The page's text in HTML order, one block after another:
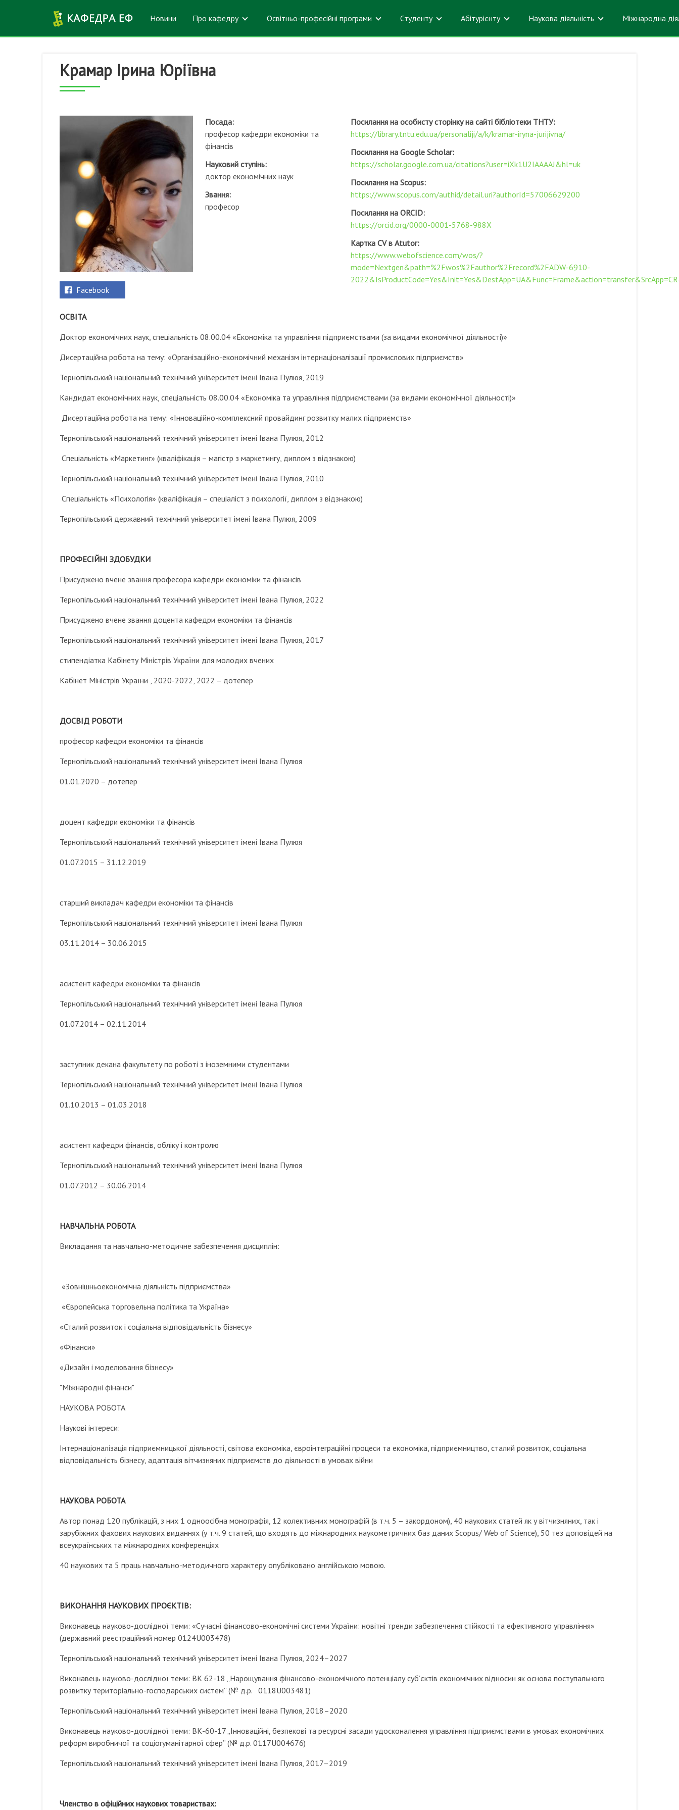
Новини
Про кафедру Освітньо-професійні програми Студенту Абітурієнту Наукова діяльність Міжнародна
Крамар Ірина Юріївна
Facebook
Посада:
професор кафедри економіки та
фінансів
Науковий ступінь:
доктор економічних наук
Звання:
професор
Посилання на особисту сторінку на сайті бібліотеки ТНТУ:
https://library.tntu.edu.ua/personaliji/a/k/kramar-iryna-jurijivna/
Посилання на Google Scholar:
https://scholar.google.com.ua/citations?user=iXk1U2IAAAAJ&hl=uk
Посилання на Scopus:
https://www.scopus.com/authid/detail.uri?authorId=57006629200
Посилання на ORCID:
https://orcid.org/0000-0001-5768-988X
Картка CV в Atutor:
https://www.webofscience.com/wos/?
mode=Nextgen&path=%2Fwos%2Fauthor%2Frecord%2FADW-6910-
ОСВІТА
Доктор економічних наук, спеціальність 08.00.04 «Економіка та управління підприємствами (за видами економічної діяльності)»
Дисертаційна робота на тему: «Організаційно-економічний механізм інтернаціоналізації промислових підприємств»
Тернопільський національний технічний університет імені Івана Пулюя, 2019
Кандидат економічних наук, спеціальність 08.00.04 «Економіка та управління підприємствами (за видами економічної діяльності)»
Дисертаційна робота на тему: «Інноваційно-комплексний провайдинг розвитку малих підприємств»
Тернопільський національний технічний університет імені Івана Пулюя, 2012
Спеціальність «Маркетинг» (кваліфікація – магістр з маркетингу, диплом з відзнакою)
Тернопільський національний технічний університет імені Івана Пулюя, 2010
Спеціальність «Психологія» (кваліфікація – спеціаліст з психології, диплом з відзнакою)
Тернопільський державний технічний університет імені Івана Пулюя, 2009
ПРОФЕСІЙНІ ЗДОБУДКИ
Присуджено вчене звання професора кафедри економіки та фінансів
Тернопільський національний технічний університет імені Івана Пулюя, 2022
Присуджено вчене звання доцента кафедри економіки та фінансів
Тернопільський національний технічний університет імені Івана Пулюя, 2017
стипендіатка Кабінету Міністрів України для молодих вчених
Кабінет Міністрів України , 2020-2022, 2022 – дотепер
ДОСВІД РОБОТИ
професор кафедри економіки та фінансів
Тернопільський національний технічний університет імені Івана Пулюя
01.01.2020 – дотепер
доцент кафедри економіки та фінансів
Тернопільський національний технічний університет імені Івана Пулюя
01.07.2015 – 31.12.2019
старший викладач кафедри економіки та фінансів
Тернопільський національний технічний університет імені Івана Пулюя
03.11.2014 – 30.06.2015
асистент кафедри економіки та фінансів
Тернопільський національний технічний університет імені Івана Пулюя
01.07.2014 – 02.11.2014
заступник декана факультету по роботі з іноземними студентами
Тернопільський національний технічний університет імені Івана Пулюя
01.10.2013 – 01.03.2018
асистент кафедри фінансів, обліку і контролю
Тернопільський національний технічний університет імені Івана Пулюя
01.07.2012 – 30.06.2014
НАВЧАЛЬНА РОБОТА
Викладання та навчально-методичне забезпечення дисциплін:
«Зовнішньоекономічна діяльність підприємства»
«Європейська торговельна політика та Україна»
«Сталий розвиток і соціальна відповідальність бізнесу»
«Фінанси»
«Дизайн і моделювання бізнесу»
"Міжнародні фінанси"
НАУКОВА РОБОТА
Наукові інтереси:
Інтернаціоналізація підприємницької діяльності, світова економіка, євроінтеграційні процеси та економіка, підприємництво, сталий розвиток, соціальна
відповідальність бізнесу, адаптація вітчизняних підприємств до діяльності в умовах війни
НАУКОВА РОБОТА
Автор понад 120 публікацій, з них 1 одноосібна монографія, 12 колективних монографій (в т.ч. 5 – закордоном), 40 наукових статей як у вітчизняних, так і
зарубіжних фахових наукових виданнях (у т.ч. 9 статей, що входять до міжнародних наукометричних баз даних Scopus/ Web of Science), 50 тез доповідей на
всеукраїнських та міжнародних конференціях
40 наукових та 5 праць навчально-методичного характеру опубліковано англійською мовою.
ВИКОНАННЯ НАУКОВИХ ПРОЄКТІВ:
Виконавець науково-дослідної теми: «Сучасні фінансово-економічні системи України: новітні тренди забезпечення стійкості та ефективного управління»
(державний реєстраційний номер 0124U003478)
Тернопільський національний технічний університет імені Івана Пулюя, 2024–2027
Виконавець науково-дослідної теми: ВК 62-18 „Нарощування фінансово-економічного потенціалу суб’єктів економічних відносин як основа поступального
розвитку територіально-господарських систем” (№ д.р. 0118U003481)
Тернопільський національний технічний університет імені Івана Пулюя, 2018–2020
Виконавець науково-дослідної теми: ВК-60-17 „Інноваційні, безпекові та ресурсні засади удосконалення управління підприємствами в умовах економічних
реформ виробничої та соціогуманітарної сфер” (№ д.р. 0117U004676)
Тернопільський національний технічний університет імені Івана Пулюя, 2017–2019
Членство в офіційних наукових товариствах: